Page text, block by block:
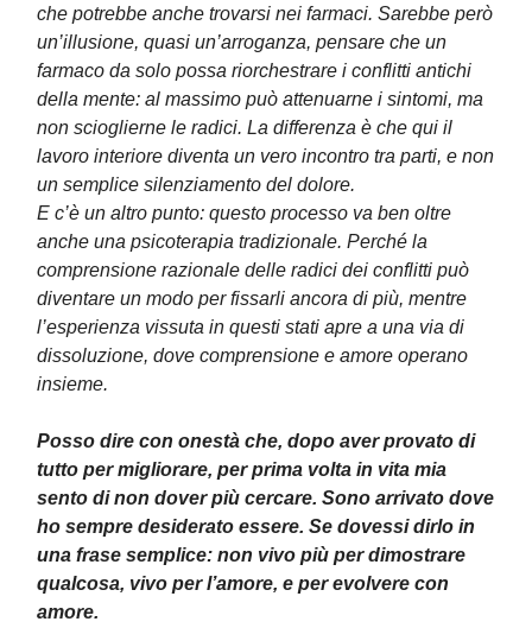
che potrebbe anche trovarsi nei farmaci. Sarebbe però
un’illusione, quasi un’arroganza, pensare che un
farmaco da solo possa riorchestrare i conflitti antichi
della mente: al massimo può attenuarne i sintomi, ma
non scioglierne le radici. La differenza è che qui il
lavoro interiore diventa un vero incontro tra parti, e non
un semplice silenziamento del dolore.
E c’è un altro punto: questo processo va ben oltre
anche una psicoterapia tradizionale. Perché la
comprensione razionale delle radici dei conflitti può
diventare un modo per fissarli ancora di più, mentre
l’esperienza vissuta in questi stati apre a una via di
dissoluzione, dove comprensione e amore operano
insieme.
Posso dire con onestà che, dopo aver provato di
tutto per migliorare, per prima volta in vita mia
sento di non dover più cercare. Sono arrivato dove
ho sempre desiderato essere. Se dovessi dirlo in
una frase semplice: non vivo più per dimostrare
qualcosa, vivo per l’amore, e per evolvere con
amore.